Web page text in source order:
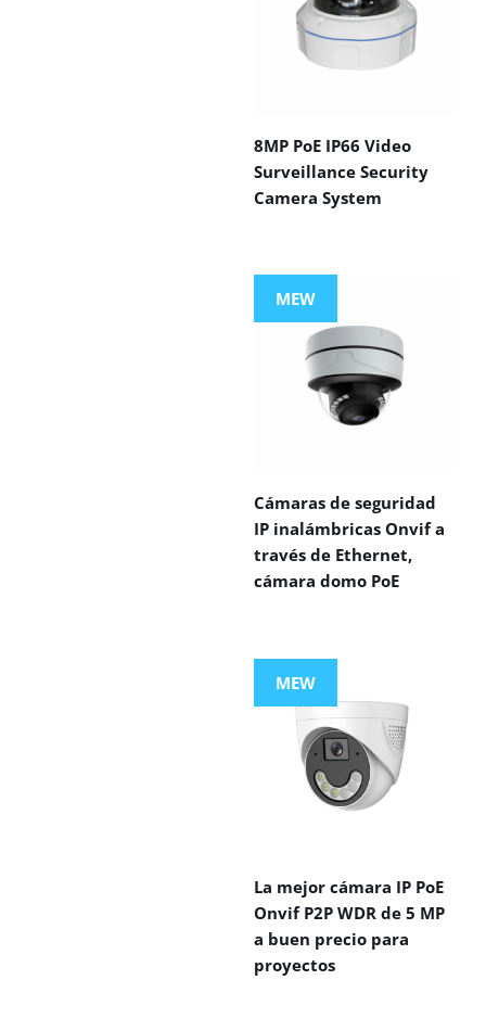
8MP PoE IP66 Video
Surveillance Security
Camera System
MEW
Cámaras de seguridad
IP inalámbricas Onvif a
través de Ethernet,
cámara domo PoE
MEW
La mejor cámara IP PoE
Onvif P2P WDR de 5 MP
a buen precio para
proyectos